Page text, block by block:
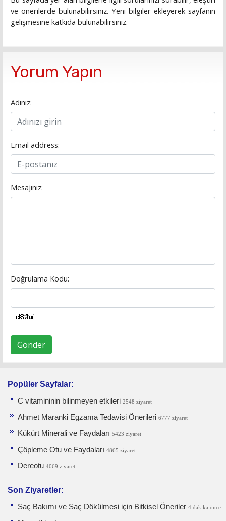
ve önerilerde bulunabilirsiniz. Yeni bilgiler ekleyerek sayfanın
gelişmesine katkıda bulunabilirsiniz.
Yorum Yapın
Adınız:
Email address:
Mesajınız:
Doğrulama Kodu:
Gönder
Popüler Sayfalar:
C vitamininin bilinmeyen etkileri 2548 ziyaret
Ahmet Maranki Egzama Tedavisi Önerileri 6777 ziyaret
Kükürt Minerali ve Faydaları 5423 ziyaret
Çöpleme Otu ve Faydaları 4865 ziyaret
Dereotu 4069 ziyaret
Son Ziyaretler:
Saç Bakımı ve Saç Dökülmesi için Bitkisel Öneriler 4 dakika önce